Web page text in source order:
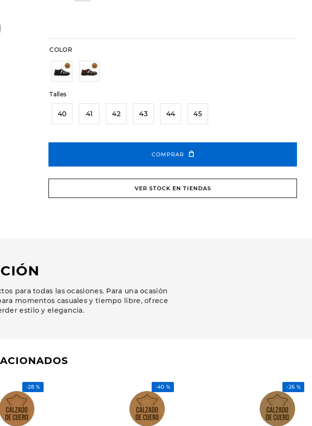
COLOR
Talles
40 41 42 43 44 45
COMPRAR
VER STOCK EN TIENDAS
para todas las ocasiones. Para una ocasión
momentos casuales y tiempo libre, ofrece
estilo y elegancia.
-28 % -40 % -26 %